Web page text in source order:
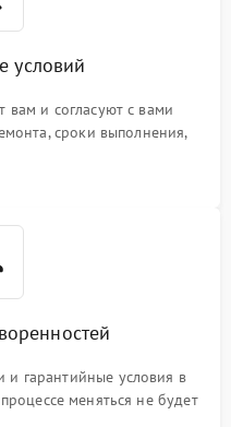
условий
и согласуют с вами
сроки выполнения,
и гарантийные условия в
меняться не будет